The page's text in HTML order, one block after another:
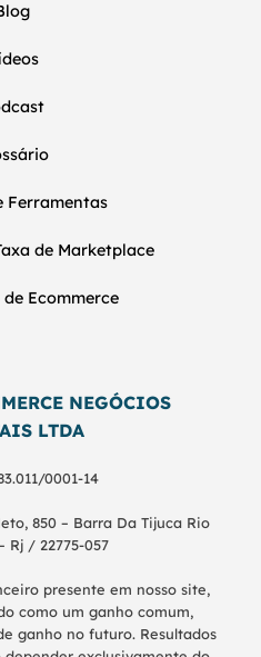
Ferramentas
de Marketplace
Ecommerce
NEGÓCIOS
LTDA
0001-14
850 – Barra Da Tijuca Rio
Rj / 22775-057
presente em nosso site,
como um ganho comum,
ganho no futuro. Resultados